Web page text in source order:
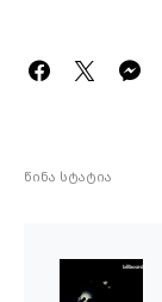
წინა სტატია